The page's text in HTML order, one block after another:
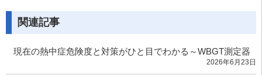
関連記事
現在の熱中症危険度と対策がひと目でわかる～WBGT測定器
2026年6月23日